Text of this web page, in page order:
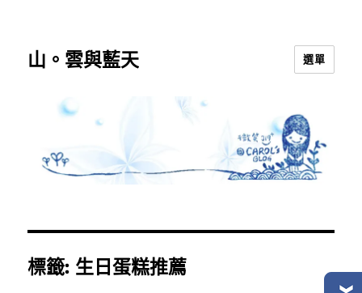
山。雲與藍天 選單
標籤: 生日蛋糕推薦